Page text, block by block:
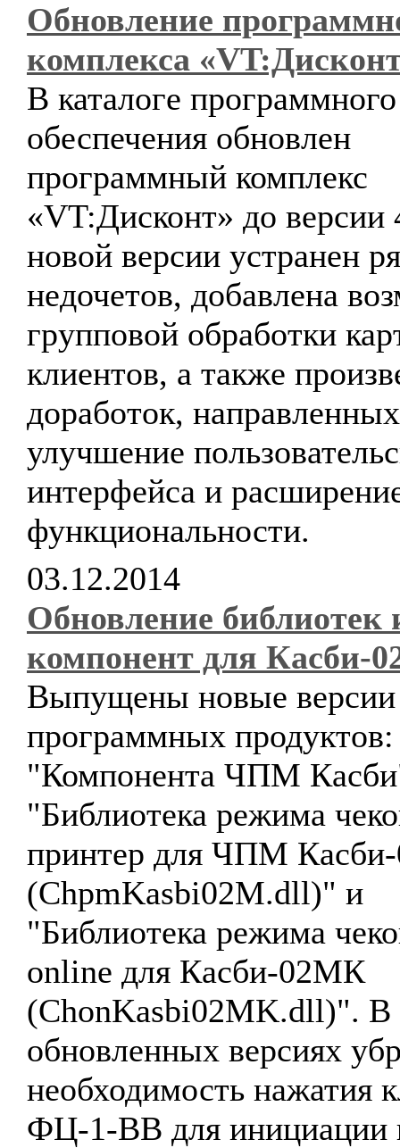
Обновление
комплекса
В каталоге программного
обеспечения обновлен
программный комплекс
«VT:Дисконт» до версии
новой версии устранен
недочетов, добавлена
групповой обработки
клиентов, а также
доработок,
улучшение
интерфейса и
функциональности.
03.12.2014
Обновление библиотек
компонент для Касби-
Выпущены новые версии
программных продуктов:
"Компонента ЧПМ
"Библиотека режима
принтер для ЧПМ
(ChpmKasbi02M.dll)" и
"Библиотека режима
online для Касби-02МК
(ChonKasbi02MK.dll)". В
обновленных версиях
необходимость нажатия
ФЦ-1-ВВ для инициации